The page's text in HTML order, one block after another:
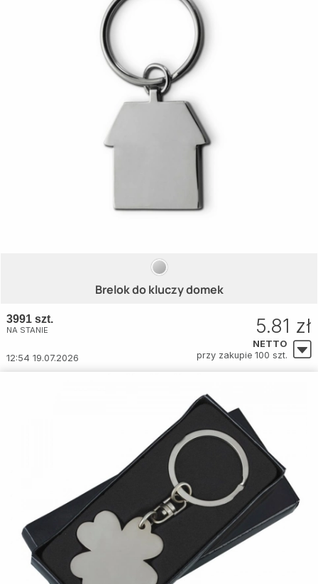
Brelok do kluczy domek
3991 szt.
NA STANIE
12:54 19.07.2026
5.81 zł
NETTO
przy zakupie 100 szt.